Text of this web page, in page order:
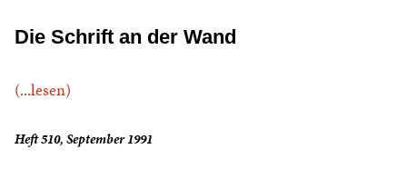
Die Schrift an der Wand
(...lesen)
Heft 510, September 1991